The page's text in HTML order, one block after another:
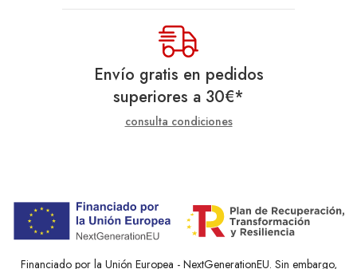
Envío gratis en pedidos
superiores a 30€*
consulta condiciones
Financiado por la Unión Europea - NextGenerationEU. Sin embargo,